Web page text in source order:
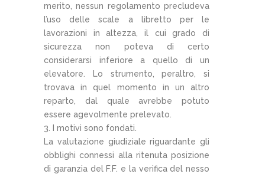
merito, nessun regolamento precludeva
l’uso delle scale a libretto per le
lavorazioni in altezza, il cui grado di
sicurezza non poteva di certo
considerarsi inferiore a quello di un
elevatore. Lo strumento, peraltro, si
trovava in quel momento in un altro
reparto, dal quale avrebbe potuto
essere agevolmente prelevato.
3. I motivi sono fondati.
La valutazione giudiziale riguardante gli
obblighi connessi alla ritenuta posizione
di garanzia del F.F. e la verifica del nesso